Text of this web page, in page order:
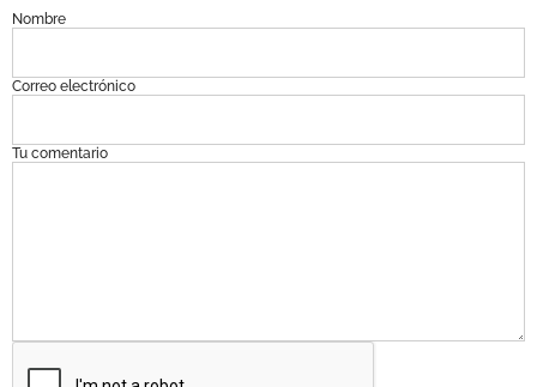
Nombre
Correo electrónico
Tu comentario